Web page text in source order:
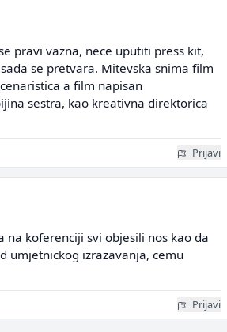
pravi vazna, nece uputiti press kit,
se pretvara. Mitevska snima film
a film napisan
sestra, kao kreativna direktorica
Prijavi
na koferenciji svi objesili nos kao da
umjetnickog izrazavanja, cemu
Prijavi